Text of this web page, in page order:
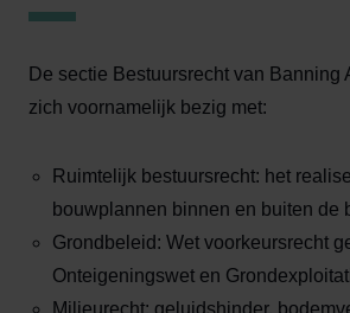
De sectie Bestuursrecht van Banning
zich voornamelijk bezig met:
Ruimtelijk bestuursrecht: het
bouwplannen binnen en buiten de
Grondbeleid: Wet voorkeursrecht
Onteigeningswet en
Milieurecht: geluidshinder,